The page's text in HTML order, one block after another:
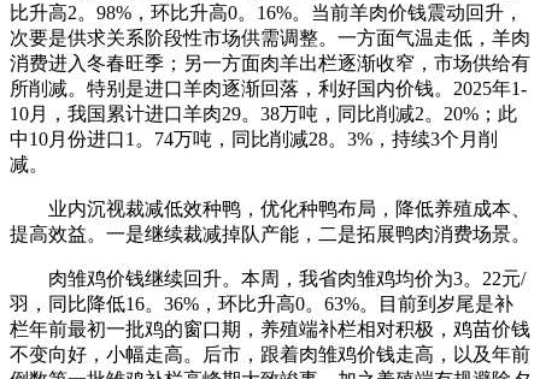
比升高2。98%，环比升高0。16%。当前羊肉价钱震动回升，
次要是供求关系阶段性市场供需调整。一方面气温走低，羊肉
消费进入冬春旺季；另一方面肉羊出栏逐渐收窄，市场供给有
所削减。特别是进口羊肉逐渐回落，利好国内价钱。2025年1-
10月，我国累计进口羊肉29。38万吨，同比削减2。20%；此
中10月份进口1。74万吨，同比削减28。3%，持续3个月削
减。
业内沉视裁减低效种鸭，优化种鸭布局，降低养殖成本、
提高效益。一是继续裁减掉队产能，二是拓展鸭肉消费场景。
肉雏鸡价钱继续回升。本周，我省肉雏鸡均价为3。22元/
羽，同比降低16。36%，环比升高0。63%。目前到岁尾是补
栏年前最初一批鸡的窗口期，养殖端补栏相对积极，鸡苗价钱
不变向好，小幅走高。后市，跟着肉雏鸡价钱走高，以及年前